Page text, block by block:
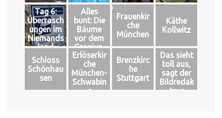
Tag 6:
Überrasch
ungen im
Niemands
land
Alles
bunt: Die
Bäume
vor dem
Gropius-
Bau
Frauenkir
che
München
Käthe
Kollwitz
Schloss
Schönhau
sen
Erlöserkir
che
München-
Schwabin
g
Brenzkirc
he
Stuttgart
Das sieht
toll aus,
sagt der
Bildredak
teur